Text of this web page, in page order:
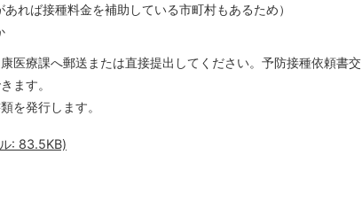
れば接種料金を補助している市町村もあるため）
医療課へ郵送または直接提出してください。予防接種依頼書交
ます。
を発行します。
: 83.5KB)